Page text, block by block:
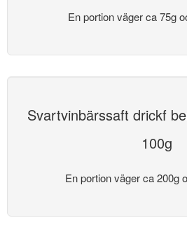
En portion väger ca 75g
Svartvinbärssaft drickf
100g
En portion väger ca 200g